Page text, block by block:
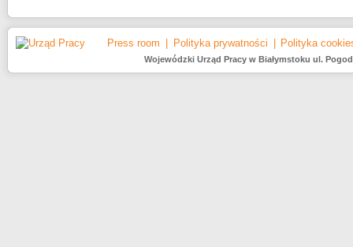
Press room Polityka prywatności Polityka
Wojewódzki Urząd Pracy w Białymstoku ul.